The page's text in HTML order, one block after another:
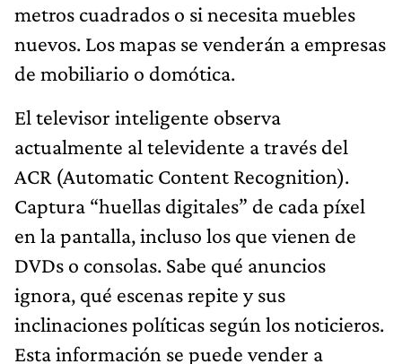
metros cuadrados o si necesita muebles
nuevos. Los mapas se venderán a empresas
de mobiliario o domótica.
El televisor inteligente observa
actualmente al televidente a través del
ACR (Automatic Content Recognition).
Captura “huellas digitales” de cada píxel
en la pantalla, incluso los que vienen de
DVDs o consolas. Sabe qué anuncios
ignora, qué escenas repite y sus
inclinaciones políticas según los noticieros.
Esta información se puede vender a